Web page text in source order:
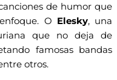
de humor que
O Elesky, una
que no deja de
famosas bandas
otros.